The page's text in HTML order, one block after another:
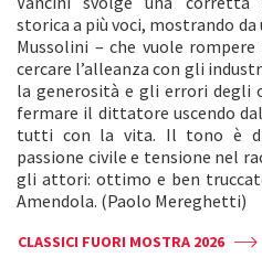
storica a più voci, mostrando
Mussolini – che vuole
cercare l’alleanza con gli
la generosità e gli errori degli
fermare il dittatore uscendo
tutti con la vita. Il tono è
passione civile e tensione nel
gli attori: ottimo e ben
Amendola. (Paolo Mereghetti)
CLASSICI FUORI MOSTRA 2026